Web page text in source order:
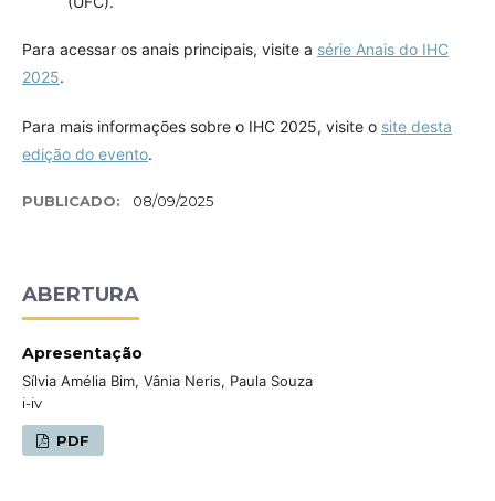
Para acessar os anais principais, visite a série Anais do IHC
2025.
Para mais informações sobre o IHC 2025, visite o site desta
edição do evento.
PUBLICADO: 08/09/2025
ABERTURA
Apresentação
Sílvia Amélia Bim, Vânia Neris, Paula Souza
i-iv
PDF